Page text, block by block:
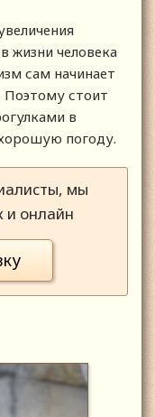
жизни человека
сам начинает
Поэтому стоит
в
погоду.
мы
и онлайн